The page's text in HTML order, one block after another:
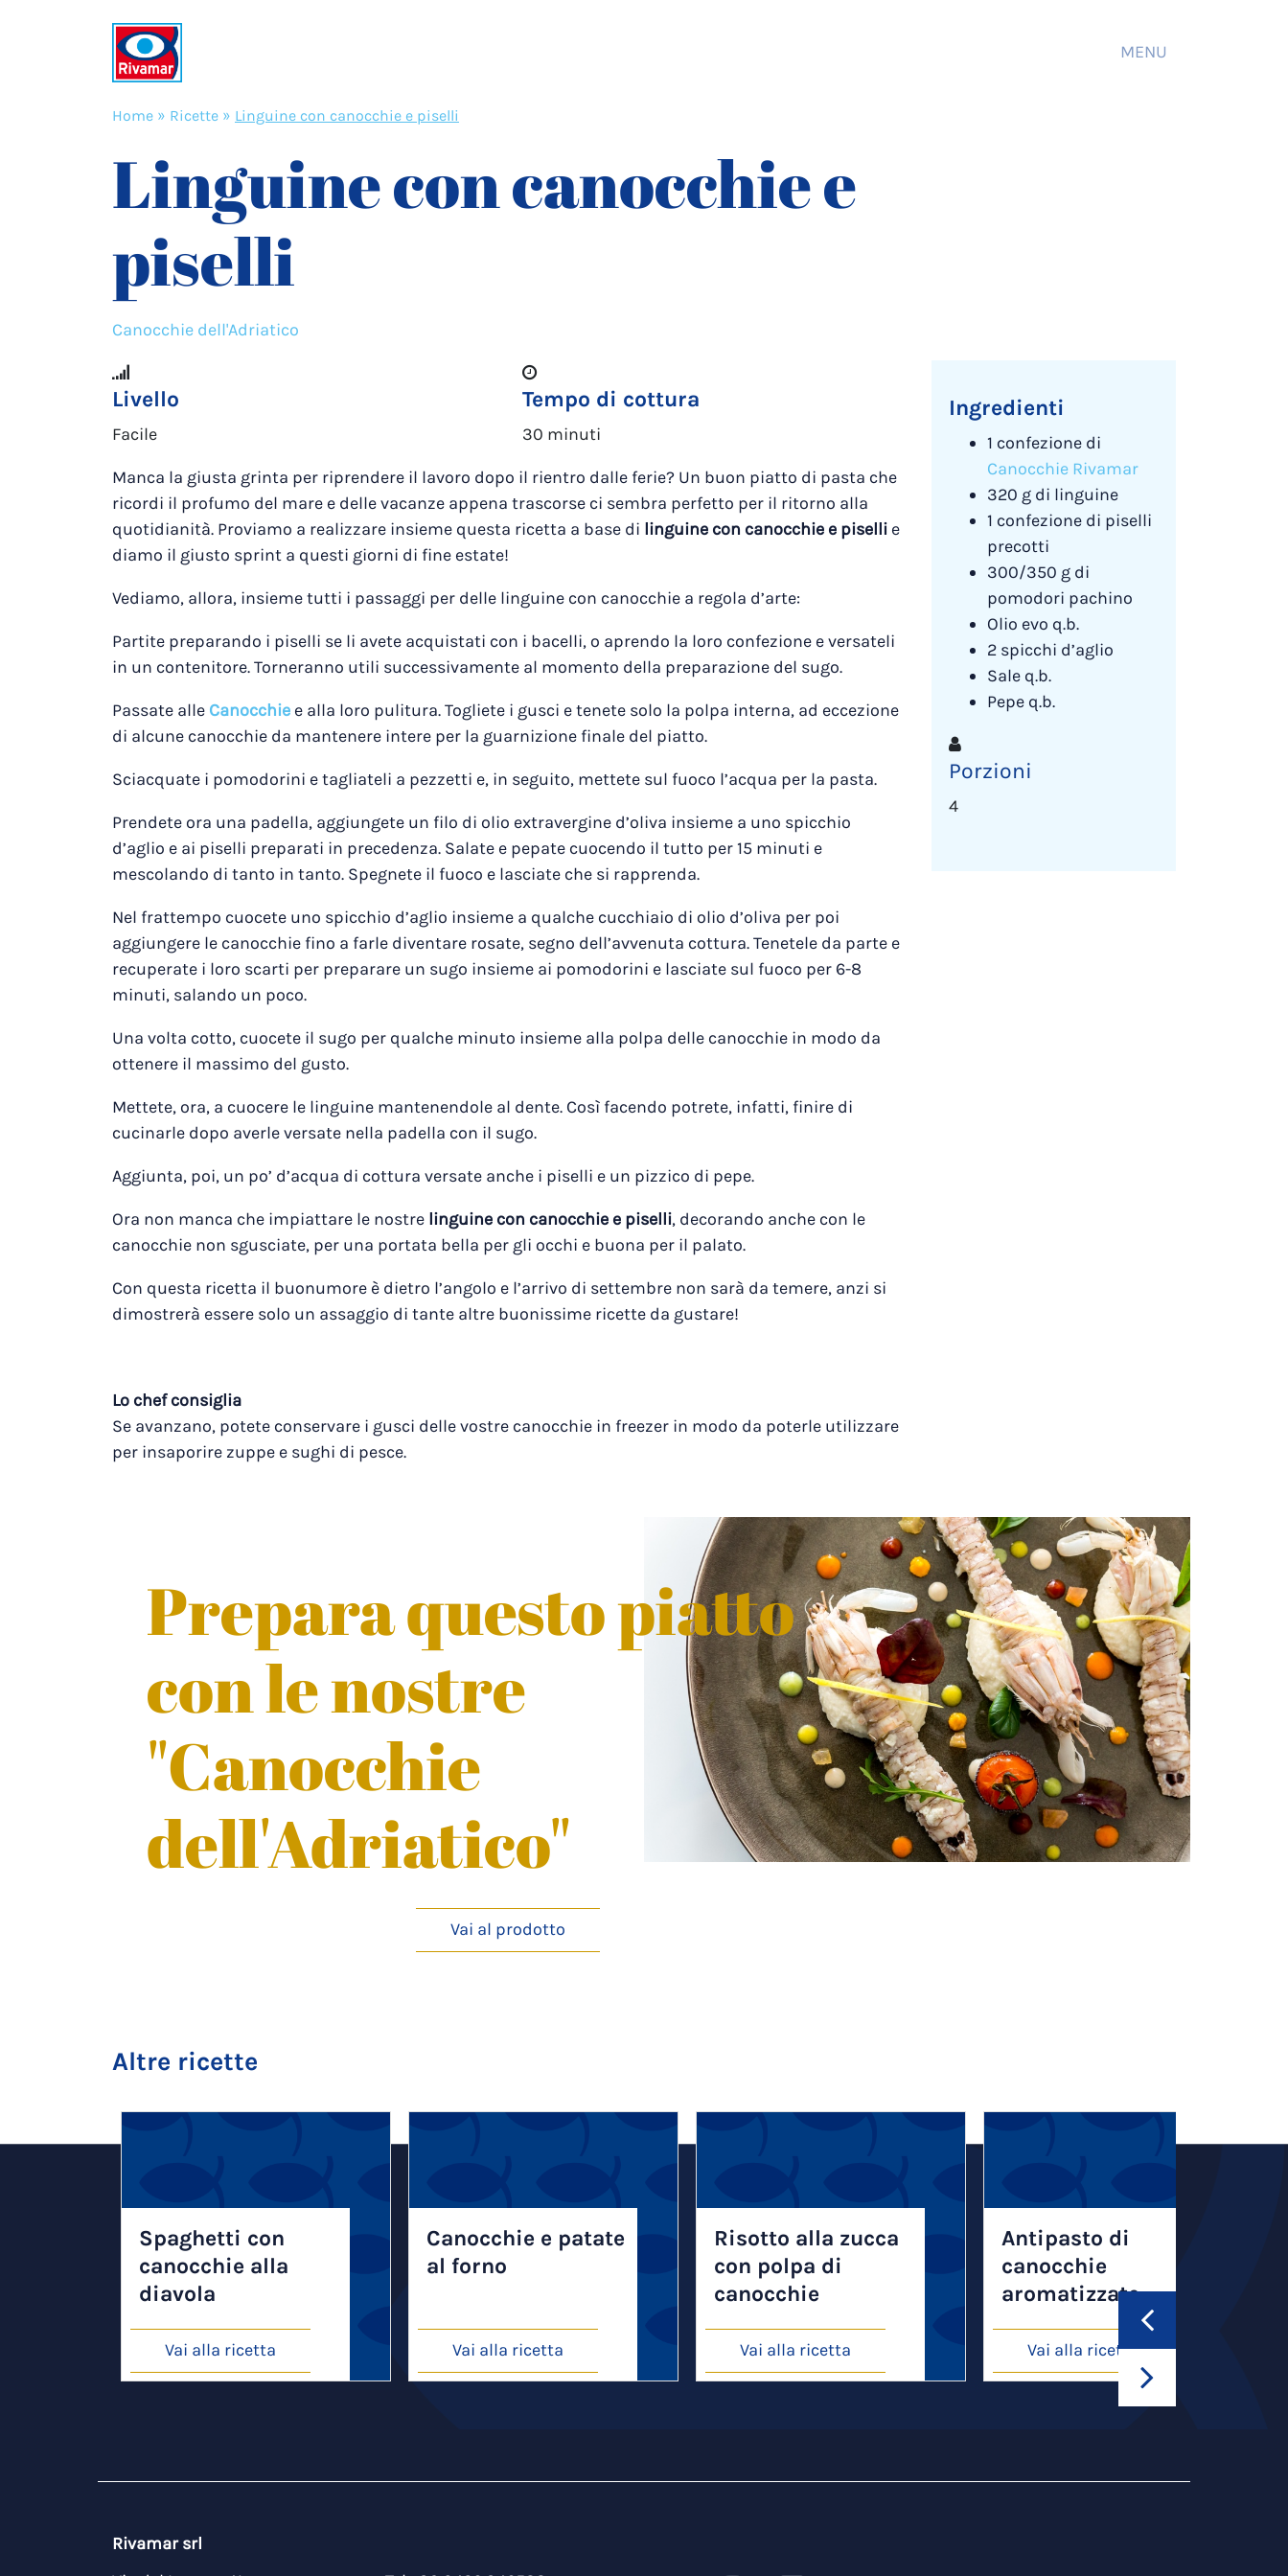
MENU
Home » Ricette » Linguine con canocchie e piselli
Linguine con canocchie e
piselli
Canocchie dell'Adriatico
Livello
Facile
Tempo di cottura
30 minuti
Manca la giusta grinta per riprendere il lavoro dopo il rientro dalle ferie? Un buon piatto di pasta che
ricordi il profumo del mare e delle vacanze appena trascorse ci sembra perfetto per il ritorno alla
quotidianità. Proviamo a realizzare insieme questa ricetta a base di linguine con canocchie e piselli e
diamo il giusto sprint a questi giorni di fine estate!
Vediamo, allora, insieme tutti i passaggi per delle linguine con canocchie a regola d’arte:
Partite preparando i piselli se li avete acquistati con i bacelli, o aprendo la loro confezione e versateli
in un contenitore. Torneranno utili successivamente al momento della preparazione del sugo.
Passate alle Canocchie e alla loro pulitura. Togliete i gusci e tenete solo la polpa interna, ad eccezione
di alcune canocchie da mantenere intere per la guarnizione finale del piatto.
Sciacquate i pomodorini e tagliateli a pezzetti e, in seguito, mettete sul fuoco l’acqua per la pasta.
Prendete ora una padella, aggiungete un filo di olio extravergine d’oliva insieme a uno spicchio
d’aglio e ai piselli preparati in precedenza. Salate e pepate cuocendo il tutto per 15 minuti e
mescolando di tanto in tanto. Spegnete il fuoco e lasciate che si rapprenda.
Nel frattempo cuocete uno spicchio d’aglio insieme a qualche cucchiaio di olio d’oliva per poi
aggiungere le canocchie fino a farle diventare rosate, segno dell’avvenuta cottura. Tenetele da parte e
recuperate i loro scarti per preparare un sugo insieme ai pomodorini e lasciate sul fuoco per 6-8
minuti, salando un poco.
Una volta cotto, cuocete il sugo per qualche minuto insieme alla polpa delle canocchie in modo da
ottenere il massimo del gusto.
Mettete, ora, a cuocere le linguine mantenendole al dente. Così facendo potrete, infatti, finire di
cucinarle dopo averle versate nella padella con il sugo.
Aggiunta, poi, un po’ d’acqua di cottura versate anche i piselli e un pizzico di pepe.
Ora non manca che impiattare le nostre linguine con canocchie e piselli, decorando anche con le
canocchie non sgusciate, per una portata bella per gli occhi e buona per il palato.
Con questa ricetta il buonumore è dietro l’angolo e l’arrivo di settembre non sarà da temere, anzi si
dimostrerà essere solo un assaggio di tante altre buonissime ricette da gustare!
Lo chef consiglia
Se avanzano, potete conservare i gusci delle vostre canocchie in freezer in modo da poterle utilizzare
per insaporire zuppe e sughi di pesce.
Ingredienti
1 confezione di
Canocchie Rivamar
320 g di linguine
1 confezione di piselli
precotti
300/350 g di
pomodori pachino
Olio evo q.b.
2 spicchi d’aglio
Sale q.b.
Pepe q.b.
Porzioni
4
Prepara questo piatto
con le nostre
"Canocchie
dell'Adriatico"
Vai al prodotto
Altre ricette
Spaghetti con
canocchie alla
diavola
Vai alla ricetta
Canocchie e patate
al forno
Vai alla ricetta
Risotto alla zucca
con polpa di
canocchie
Vai alla ricetta
Antipasto di
canocchie
aromatizzate
Vai alla ricetta
Rivamar srl